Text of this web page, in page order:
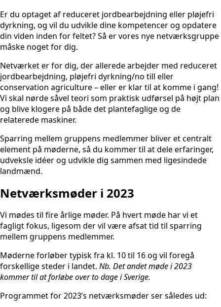
Er du optaget af reduceret jordbearbejdning eller pløjefri
dyrkning, og vil du udvikle dine kompetencer og opdatere
din viden inden for feltet? Så er vores nye netværksgruppe
måske noget for dig.
Netværket er for dig, der allerede arbejder med reduceret
jordbearbejdning, pløjefri dyrkning/no till eller
conservation agriculture – eller er klar til at komme i gang!
Vi skal nørde såvel teori som praktisk udførsel på højt plan
og blive klogere på både det plantefaglige og de
relaterede maskiner.
Sparring mellem gruppens medlemmer bliver et centralt
element på møderne, så du kommer til at dele erfaringer,
udveksle idéer og udvikle dig sammen med ligesindede
landmænd.
Netværksmøder i 2023
Vi mødes til fire årlige møder. På hvert møde har vi et
fagligt fokus, ligesom der vil være afsat tid til sparring
mellem gruppens medlemmer.
Møderne forløber typisk fra kl. 10 til 16 og vil foregå
forskellige steder i landet. Nb. Det andet møde i 2023
kommer til at forløbe over to dage i Sverige.
Programmet for 2023’s netværksmøder ser således ud: